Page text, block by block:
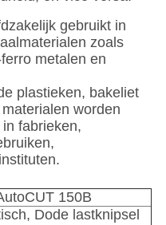
gebruikt in
zoals
metalen en
plastieken, bakeliet
worden
fabrieken,
150B
Dode lastknipsel